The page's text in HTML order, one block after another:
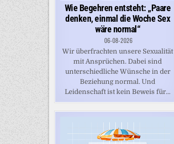
Wie Begehren entsteht: „Paare
denken, einmal die Woche Sex
wäre normal“
06-08-2026
Wir überfrachten unsere Sexualität
mit Ansprüchen. Dabei sind
unterschiedliche Wünsche in der
Beziehung normal. Und
Leidenschaft ist kein Beweis für...